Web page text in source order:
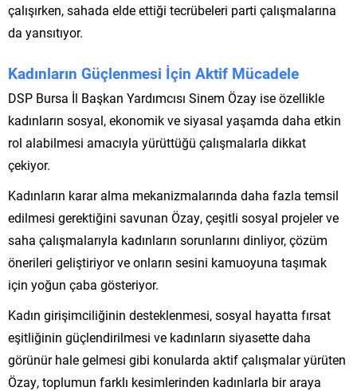
çalışırken, sahada elde ettiği tecrübeleri parti çalışmalarına
da yansıtıyor.
Kadınların Güçlenmesi İçin Aktif Mücadele
DSP Bursa İl Başkan Yardımcısı Sinem Özay ise özellikle
kadınların sosyal, ekonomik ve siyasal yaşamda daha etkin
rol alabilmesi amacıyla yürüttüğü çalışmalarla dikkat
çekiyor.
Kadınların karar alma mekanizmalarında daha fazla temsil
edilmesi gerektiğini savunan Özay, çeşitli sosyal projeler ve
saha çalışmalarıyla kadınların sorunlarını dinliyor, çözüm
önerileri geliştiriyor ve onların sesini kamuoyuna taşımak
için yoğun çaba gösteriyor.
Kadın girişimciliğinin desteklenmesi, sosyal hayatta fırsat
eşitliğinin güçlendirilmesi ve kadınların siyasette daha
görünür hale gelmesi gibi konularda aktif çalışmalar yürüten
Özay, toplumun farklı kesimlerinden kadınlarla bir araya